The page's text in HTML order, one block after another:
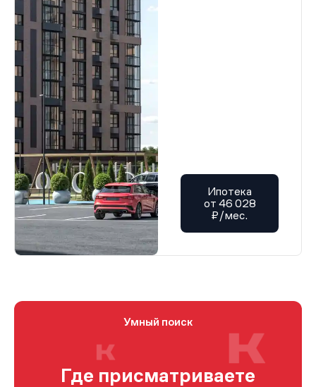
Ипотека
от 46 028
₽/мес.
Умный поиск
Где присматриваете